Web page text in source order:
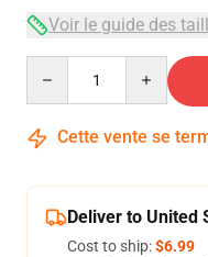
Voir le guide des
Cette vente se
Deliver to United
Cost to ship:$6.99